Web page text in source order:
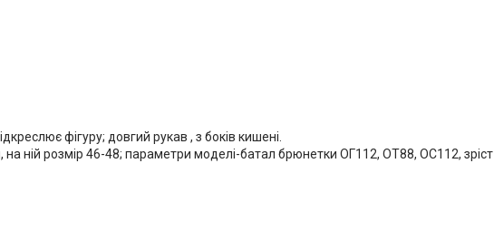
фігуру; довгий рукав , з боків кишені.
ній розмір 46-48; параметри моделі-батал брюнетки ОГ112, ОТ88, ОС112, зріст